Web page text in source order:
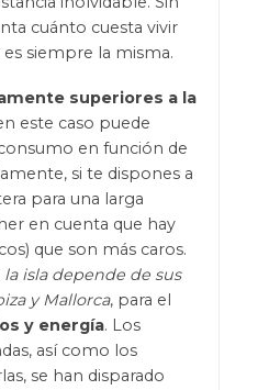
cuánto cuesta vivir
es siempre la misma.
superiores a la
este caso puede
en función de
si te dispones a
para una larga
en cuenta que hay
que son más caros.
la isla depende de sus
y Mallorca, para el
y energía. Los
así como los
se han disparado